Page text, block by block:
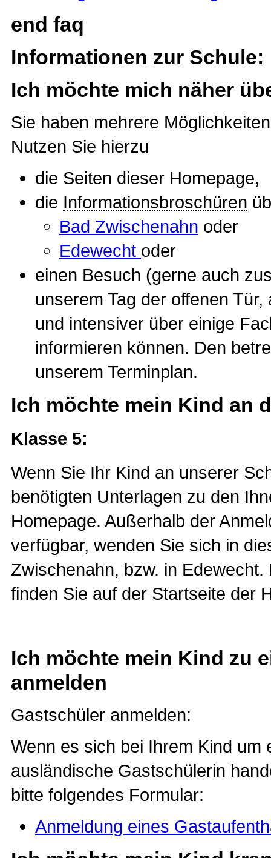
end faq
Informationen zur Schule:
Ich möchte mich näher
Sie haben mehrere
Nutzen Sie hierzu
die Seiten dieser Homepage,
die Informationsbroschüren
Bad Zwischenahn oder
Edewecht oder
einen Besuch (gerne auch
unserem Tag der offenen
und intensiver über einige
informieren können. Den
unserem Terminplan.
Ich möchte mein Kind an
Klasse 5:
Wenn Sie Ihr Kind an unserer
benötigten Unterlagen zu den
Homepage. Außerhalb der
verfügbar, wenden Sie sich in
Zwischenahn, bzw. in
finden Sie auf der Startseite der
Ich möchte mein Kind zu
anmelden
Gastschüler anmelden:
Wenn es sich bei Ihrem Kind
ausländische Gastschülerin
bitte folgendes Formular:
Anmeldung eines